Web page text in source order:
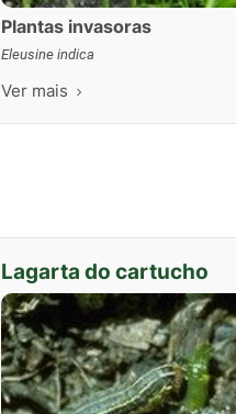
Plantas invasoras
Eleusine indica
Ver mais
Lagarta do cartucho